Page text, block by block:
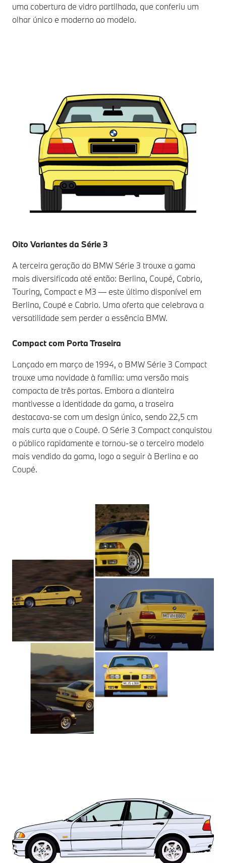
uma cobertura de vidro partilhada, que conferiu um
olhar único e moderno ao modelo.
Oito Variantes da Série 3
A terceira geração do BMW Série 3 trouxe a gama
mais diversificada até então: Berlina, Coupé, Cabrio,
Touring, Compact e M3 — este último disponível em
Berlina, Coupé e Cabrio. Uma oferta que celebrava a
versatilidade sem perder a essência BMW.
Compact com Porta Traseira
Lançado em março de 1994, o BMW Série 3 Compact
trouxe uma novidade à família: uma versão mais
compacta de três portas. Embora a dianteira
mantivesse a identidade da gama, a traseira
destacava-se com um design único, sendo 22,5 cm
mais curta que o Coupé. O Série 3 Compact conquistou
o público rapidamente e tornou-se o terceiro modelo
mais vendido da gama, logo a seguir à Berlina e ao
Coupé.